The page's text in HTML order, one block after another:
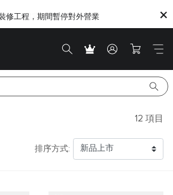
修工程，期間暫停對外營業
12 項目
排序方式: